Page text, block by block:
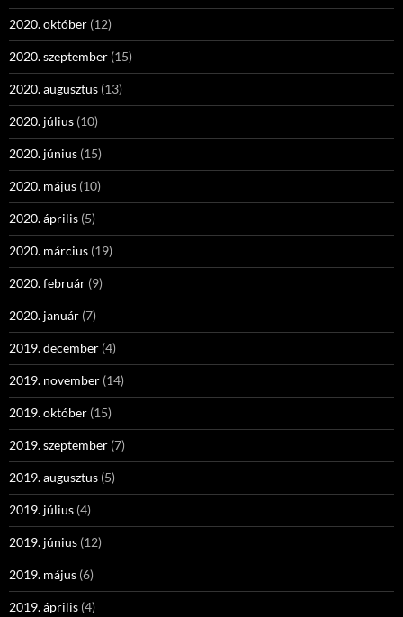
2020. október (12)
2020. szeptember (15)
2020. augusztus (13)
2020. július (10)
2020. június (15)
2020. május (10)
2020. április (5)
2020. március (19)
2020. február (9)
2020. január (7)
2019. december (4)
2019. november (14)
2019. október (15)
2019. szeptember (7)
2019. augusztus (5)
2019. július (4)
2019. június (12)
2019. május (6)
2019. április (4)